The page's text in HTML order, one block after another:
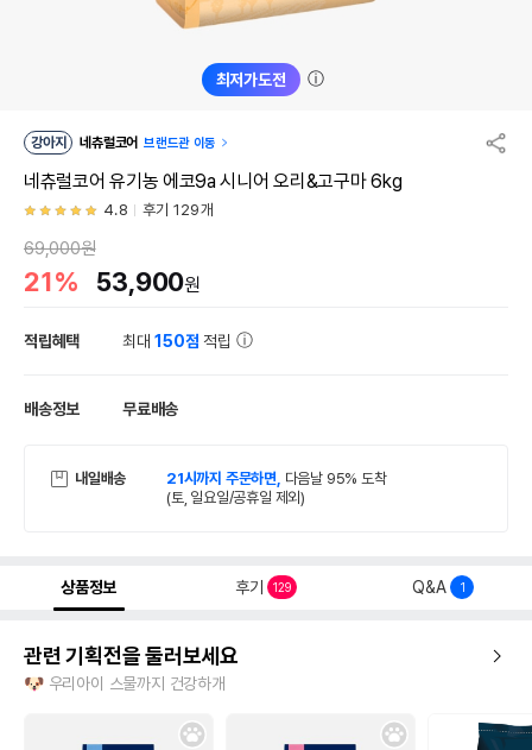
최저가도전 ⓘ
강아지 네츄럴코어 브랜드관 이동
네츄럴코어 유기농 에코9a 시니어 오리&고구마 6kg
4.8 후기 129개
69,000원
21% 53,900원
적립혜택 최대150점 적립
배송정보 무료배송
내일배송 21시까지 주문하면, 다음날 95% 도착
(토, 일요일/공휴일 제외)
상품정보 후기 129 Q&A 1
관련 기획전을 둘러보세요
🐶 우리아이 스물까지 건강하개